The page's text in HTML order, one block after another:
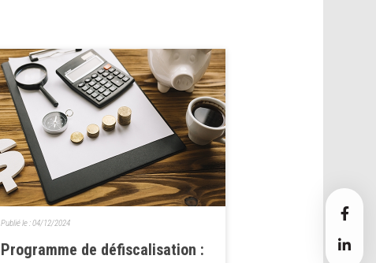
Programme de défiscalisation :
Publié le :04/12/2024